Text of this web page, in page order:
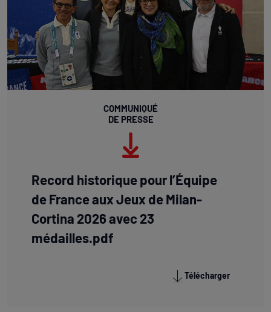
COMMUNIQUÉ
DE PRESSE
Record historique pour l’Équipe
de France aux Jeux de Milan-
Cortina 2026 avec 23
médailles.pdf
Télécharger